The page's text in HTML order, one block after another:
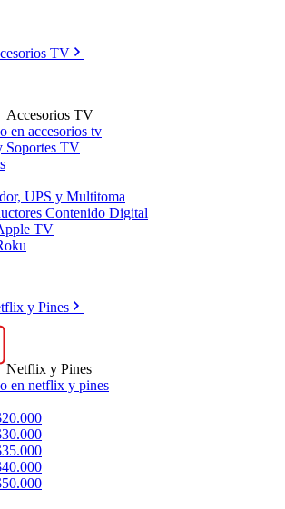
TV
Accesorios TV
en accesorios tv
Soportes TV
UPS y Multitoma
Contenido Digital
TV
y Pines
Netflix y Pines
en netflix y pines